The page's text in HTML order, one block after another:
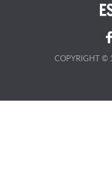
COPYRIGHT ©